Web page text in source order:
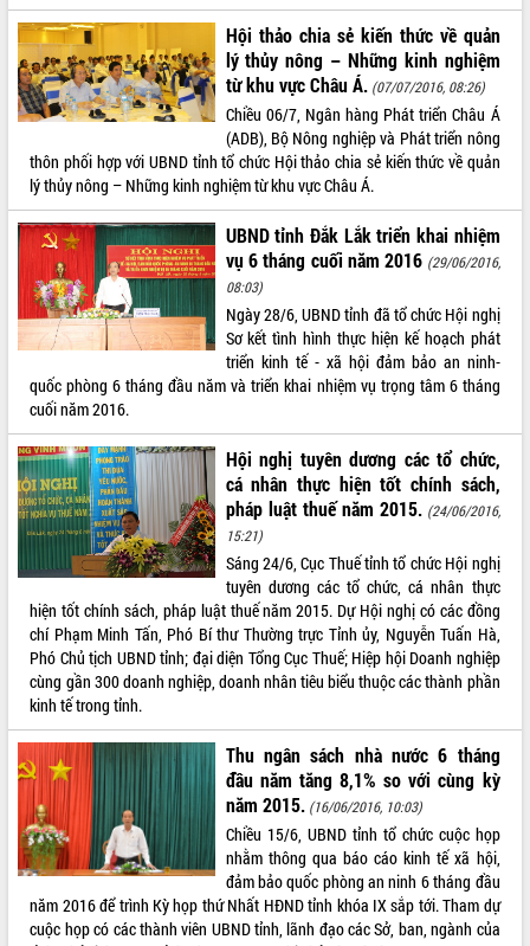
Lễ truy điệu và an táng hài cốt liệt sĩ
tại Nghĩa trang Liệt sĩ xã Sơn Hòa
Bàn giải pháp tháo gỡ khó khăn trong
xuất khẩu sầu riêng và triển khai quy
định EUDR
trường Nguyễn Hoàng Hiệp khảo sát
vùng trồng và doanh nghiệp đóng gói
sầu riêng tại Đắk Lắk
Trình diễn nghệ thuật chế biến các
món ăn từ sầu riêng
Đắk Lắk công bố Quy hoạch và xúc
tiến đầu tư tỉnh
Ngành cá ngừ Đắk Lắk chủ động thích
ứng để giữ vững thị trường xuất khẩu
Diễn đàn Kinh tế tư nhân Việt Nam đột
Đề án 06 tạo bước ngoặt đột phá trong
cải cách hành chính tỉnh Đắk Lắk
Kết nối tour, đẩy mạnh chuyển đổi số
để phát triển du lịch Đắk Lắk
Khởi động Dự án Đầu tư xây dựng hạ
tầng kỹ thuật Cụm công nghiệp Tân
Tiến
Gặp mặt các cơ quan báo chí nhân Kỷ
niệm 101 năm Ngày Báo chí Cách
mạng Việt Nam
Đắk Lắk sơ kết 4 năm triển khai thực
hiện Đề án 06 của Chính phủ
Họp báo thông tin về Hội nghị Công bố
Quy hoạch và Xúc tiến đầu tư tỉnh Đắk
Lắk
Khơi thông điểm nghẽn, đẩy nhanh
giải ngân vốn khắc phục thiên tai
HĐND tỉnh thông qua điều chỉnh Quy
hoạch tỉnh thời kỳ 2021-2030
Hôm nay: 30696
Tất cả: 66076019
Hội thảo chia sẻ kiến thức về quản
lý thủy nông – Những kinh nghiệm
từ khu vực Châu Á. (07/07/2016, 08:26)
Chiều 06/7, Ngân hàng Phát triển Châu Á
(ADB), Bộ Nông nghiệp và Phát triển nông
thôn phối hợp với UBND tỉnh tổ chức Hội thảo chia sẻ kiến thức về quản
lý thủy nông – Những kinh nghiệm từ khu vực Châu Á.
UBND tỉnh Đắk Lắk triển khai nhiệm
vụ 6 tháng cuối năm 2016 (29/06/2016,
08:03)
Ngày 28/6, UBND tỉnh đã tổ chức Hội nghị
Sơ kết tình hình thực hiện kế hoạch phát
triển kinh tế - xã hội đảm bảo an ninh-
quốc phòng 6 tháng đầu năm và triển khai nhiệm vụ trọng tâm 6 tháng
cuối năm 2016.
Hội nghị tuyên dương các tổ chức,
cá nhân thực hiện tốt chính sách,
pháp luật thuế năm 2015. (24/06/2016,
15:21)
Sáng 24/6, Cục Thuế tỉnh tổ chức Hội nghị
tuyên dương các tổ chức, cá nhân thực
hiện tốt chính sách, pháp luật thuế năm 2015. Dự Hội nghị có các đồng
chí Phạm Minh Tấn, Phó Bí thư Thường trực Tỉnh ủy, Nguyễn Tuấn Hà,
Phó Chủ tịch UBND tỉnh; đại diện Tổng Cục Thuế; Hiệp hội Doanh nghiệp
cùng gần 300 doanh nghiệp, doanh nhân tiêu biểu thuộc các thành phần
kinh tế trong tỉnh.
Thu ngân sách nhà nước 6 tháng
đầu năm tăng 8,1% so với cùng kỳ
năm 2015. (16/06/2016, 10:03)
Chiều 15/6, UBND tỉnh tổ chức cuộc họp
nhằm thông qua báo cáo kinh tế xã hội,
đảm bảo quốc phòng an ninh 6 tháng đầu
năm 2016 để trình Kỳ họp thứ Nhất HĐND tỉnh khóa IX sắp tới. Tham dự
cuộc họp có các thành viên UBND tỉnh, lãnh đạo các Sở, ban, ngành của